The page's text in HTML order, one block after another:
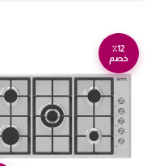
٪12
خصم